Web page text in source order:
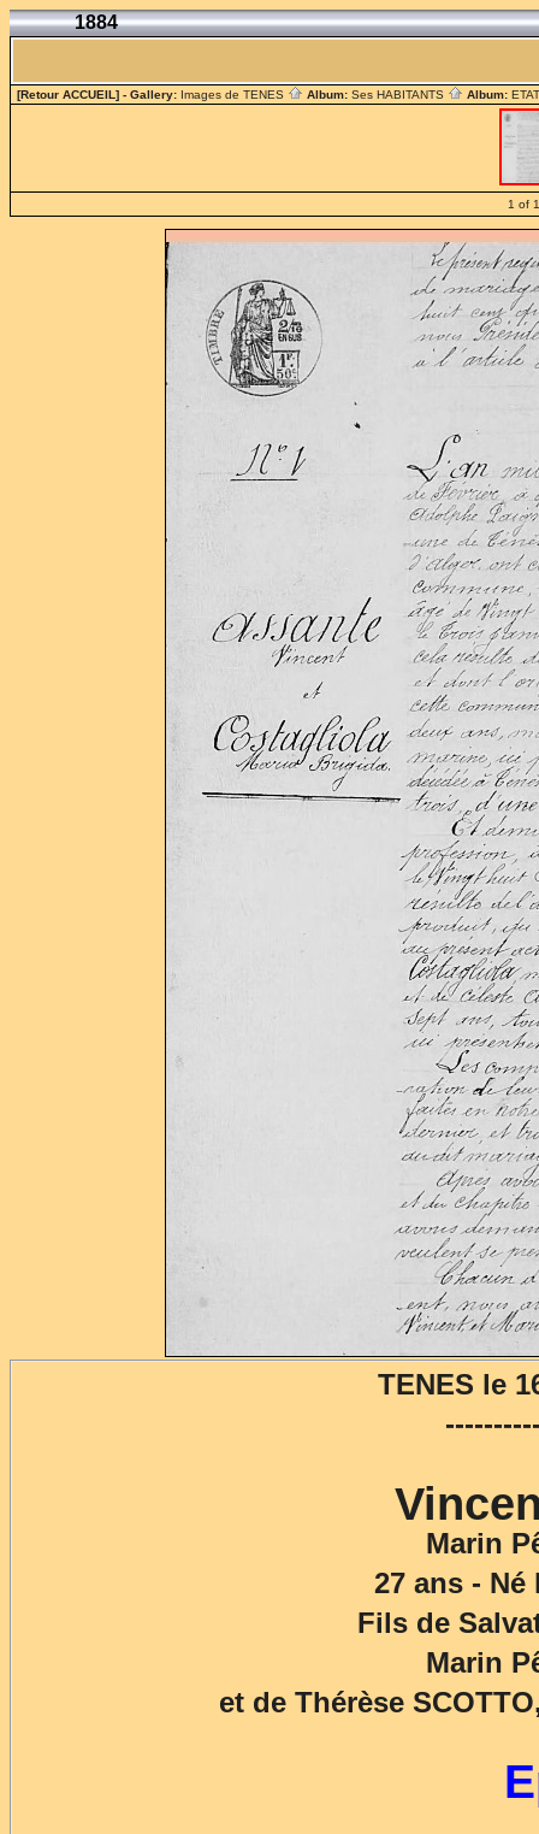
1884
[Retour ACCUEIL] - Gallery: Images de TENES Album: Ses HABITANTS Album:
1 of
TENES le
Marin
27 ans - Né
Fils de
Marin
et de Thérèse